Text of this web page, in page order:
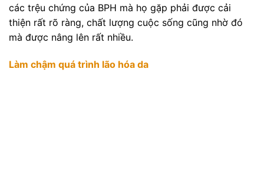
các trệu chứng của BPH mà họ gặp phải được cải
thiện rất rõ ràng, chất lượng cuộc sống cũng nhờ đó
mà được nâng lên rất nhiều.
Làm chậm quá trình lão hóa da